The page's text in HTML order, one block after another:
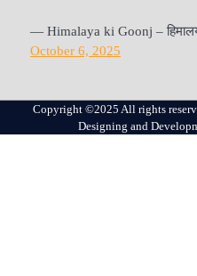
— Himalaya ki Goonj –
October 6, 2025
Copyright ©2025 All rights
Designing and